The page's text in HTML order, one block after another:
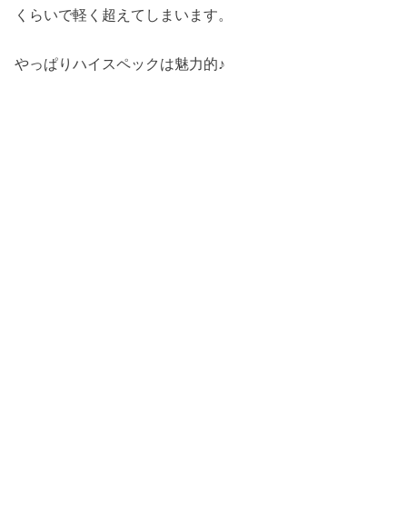
くらいで軽く超えてしまいます。
やっぱりハイスペックは魅力的♪